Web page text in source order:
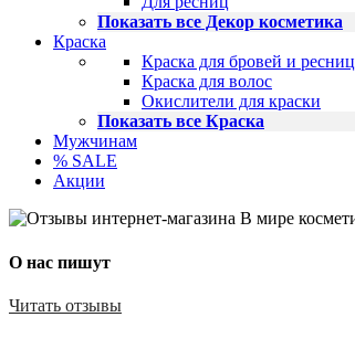
Показать все Декор косметика
Краска
Краска для бровей и ресниц
Краска для волос
Окислители для краски
Показать все Краска
Мужчинам
% SALE
Акции
О нас пишут
Читать отзывы